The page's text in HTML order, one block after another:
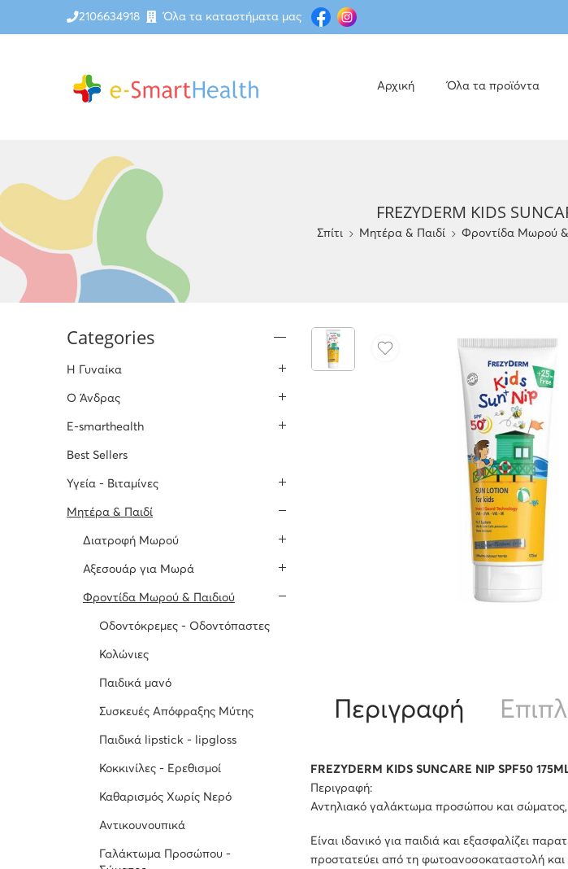
2106634918 Όλα τα καταστήματα μας
Αρχική Όλα τα προϊόντα
FREZYDERM KIDS
Σπίτι Μητέρα & Παιδί Φροντίδα Μωρού &
Περιγραφή
FREZYDERM KIDS SUNCARE NIP SPF50
Περιγραφή:
Αντηλιακό γαλάκτωμα προσώπου και σώματος,
Είναι ιδανικό για παιδιά και εξασφαλίζει
προστατεύει από τη φωτοανοσοκαταστολή και
Categories
H Γυναίκα
O Άνδρας
E-smarthealth
Best Sellers
Υγεία - Βιταμίνες
Μητέρα & Παιδί
Διατροφή Μωρού
Αξεσουάρ για Μωρά
Φροντίδα Μωρού & Παιδιού
Οδοντόκρεμες - Οδοντόπαστες
Κολώνιες
Παιδικά μανό
Συσκευές Απόφραξης Μύτης
Παιδικά lipstick - lipgloss
Κοκκινίλες - Ερεθισμοί
Καθαρισμός Χωρίς Νερό
Αντικουνουπικά
Γαλάκτωμα Προσώπου -